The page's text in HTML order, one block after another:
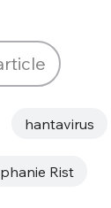
hantavirus
Rist